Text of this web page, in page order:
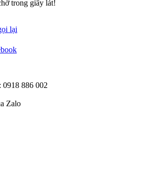
trong giây lát!
lại
886 002
Zalo